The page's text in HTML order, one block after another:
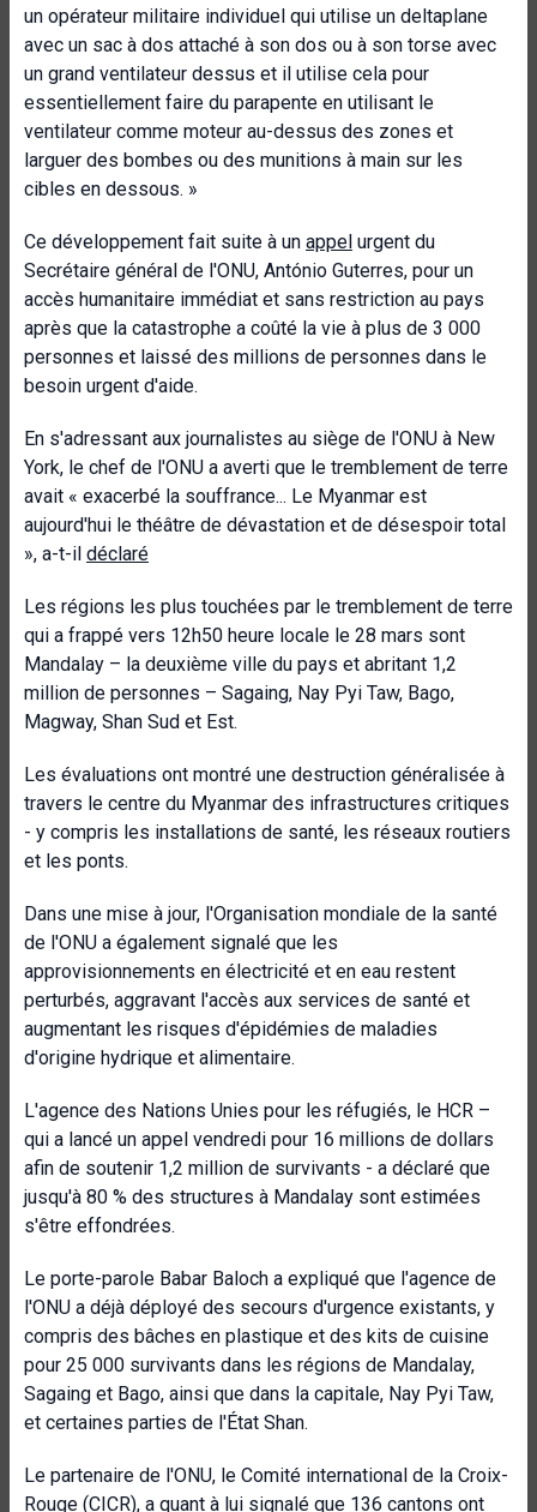
un opérateur militaire individuel qui utilise un deltaplane
avec un sac à dos attaché à son dos ou à son torse avec
un grand ventilateur dessus et il utilise cela pour
essentiellement faire du parapente en utilisant le
ventilateur comme moteur au-dessus des zones et
larguer des bombes ou des munitions à main sur les
cibles en dessous. »
Ce développement fait suite à un appel urgent du
Secrétaire général de l'ONU, António Guterres, pour un
accès humanitaire immédiat et sans restriction au pays
après que la catastrophe a coûté la vie à plus de 3 000
personnes et laissé des millions de personnes dans le
besoin urgent d'aide.
En s'adressant aux journalistes au siège de l'ONU à New
York, le chef de l'ONU a averti que le tremblement de terre
avait « exacerbé la souffrance... Le Myanmar est
aujourd'hui le théâtre de dévastation et de désespoir total
», a-t-il déclaré
Les régions les plus touchées par le tremblement de terre
qui a frappé vers 12h50 heure locale le 28 mars sont
Mandalay – la deuxième ville du pays et abritant 1,2
million de personnes – Sagaing, Nay Pyi Taw, Bago,
Magway, Shan Sud et Est.
Les évaluations ont montré une destruction généralisée à
travers le centre du Myanmar des infrastructures critiques
- y compris les installations de santé, les réseaux routiers
et les ponts.
Dans une mise à jour, l'Organisation mondiale de la santé
de l'ONU a également signalé que les
approvisionnements en électricité et en eau restent
perturbés, aggravant l'accès aux services de santé et
augmentant les risques d'épidémies de maladies
d'origine hydrique et alimentaire.
L'agence des Nations Unies pour les réfugiés, le HCR –
qui a lancé un appel vendredi pour 16 millions de dollars
afin de soutenir 1,2 million de survivants - a déclaré que
jusqu'à 80 % des structures à Mandalay sont estimées
s'être effondrées.
Le porte-parole Babar Baloch a expliqué que l'agence de
l'ONU a déjà déployé des secours d'urgence existants, y
compris des bâches en plastique et des kits de cuisine
pour 25 000 survivants dans les régions de Mandalay,
Sagaing et Bago, ainsi que dans la capitale, Nay Pyi Taw,
et certaines parties de l'État Shan.
Le partenaire de l'ONU, le Comité international de la Croix-
Rouge (CICR), a quant à lui signalé que 136 cantons ont